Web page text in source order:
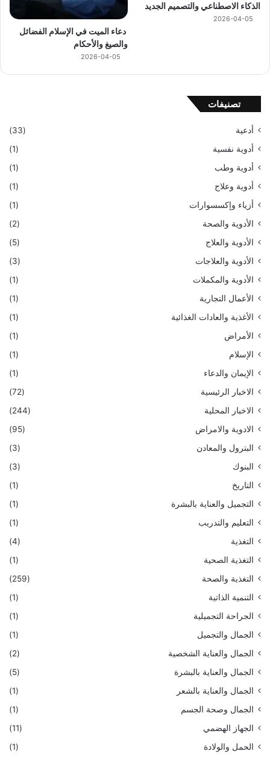
الذكاء الاصطناعي والتصميم الجديد
2026-04-05
دعاء الميت في الإسلام الفضائل
والصيغ والأحكام
2026-04-05
تصنيفات
أدعية
(33)
أدوية نفسية
(1)
أدوية وطب
(1)
أدوية وعلاج
(1)
أزياء وإكسسوارات
(1)
الأدوية والصحة
(2)
الأدوية والعلاج
(5)
الأدوية والعلاجات
(3)
الأدوية والمكملات
(1)
الأعمال التجارية
(1)
الأغذية والعادات الغذائية
(1)
الأمراض
(1)
الإسلام
(1)
الإيمان والدعاء
(1)
الاخبار الرئيسية
(72)
الاخبار المحلية
(244)
الادوية والامراض
(95)
البترول والمعادن
(3)
البنوك
(3)
التاريخ
(1)
التجميل والعناية بالبشرة
(1)
التعليم والتدريب
(1)
التغذية
(4)
التغذية الصحية
(1)
التغذية والصحة
(259)
التنمية الذاتية
(1)
الجراحة التجميلية
(1)
الجمال والتجميل
(1)
الجمال والعناية الشخصية
(2)
الجمال والعناية بالبشرة
(5)
الجمال والعناية بالشعر
(1)
الجمال وصحة الجسم
(1)
الجهاز الهضمي
(11)
الحمل والولادة
(1)